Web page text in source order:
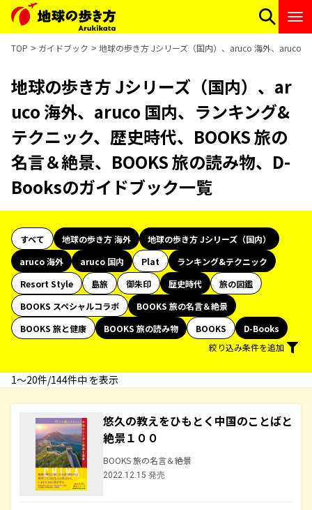
TOP ガイドブック 地球の歩き方 Jシリーズ（国内）、aruco 海外、aruco
地球の歩き方 Jシリーズ（国内）、ar
uco 海外、aruco 国内、ランキング&
テクニック、歴史時代、BOOKS 旅の
名言＆絶景、BOOKS 旅の読み物、D-
Booksのガイドブック一覧
すべて 地球の歩き方 海外
地球の歩き方 Jシリーズ（国内）
aruco 海外
aruco 国内 Plat
ランキング&テクニック
Resort Style
島旅 御朱印 歴史時代
旅の図鑑
BOOKS スペシャルコラボ
BOOKS 旅の名言＆絶景
BOOKS 旅と健康
BOOKS 旅の読み物 BOOKS
D-Books
絞り込み条件を追加
1〜20件/144件中 を表示
悠久の教えをひもとく中国のことばと
絶景１００
BOOKS 旅の名言＆絶景
2022.12.15 発売